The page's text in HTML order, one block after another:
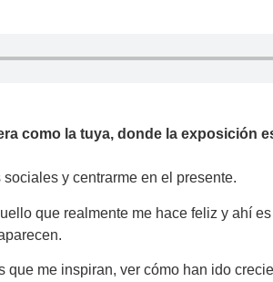
como la tuya, donde la exposición
y centrarme en el presente.
que realmente me hace feliz y ahí
me inspiran, ver cómo han ido